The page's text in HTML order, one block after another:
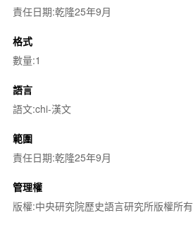
責任日期:乾隆25年9月
格式
數量:1
語言
語文:chi-漢文
範圍
責任日期:乾隆25年9月
管理權
版權:中央研究院歷史語言研究所版權所有